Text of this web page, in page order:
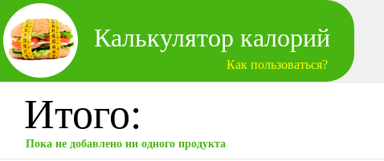
Калькулятор калорий
Как пользоваться?
Итого:
Пока не добавлено ни одного продукта